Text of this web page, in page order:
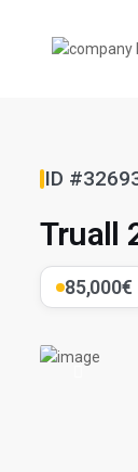
ID
Truall
85,000€